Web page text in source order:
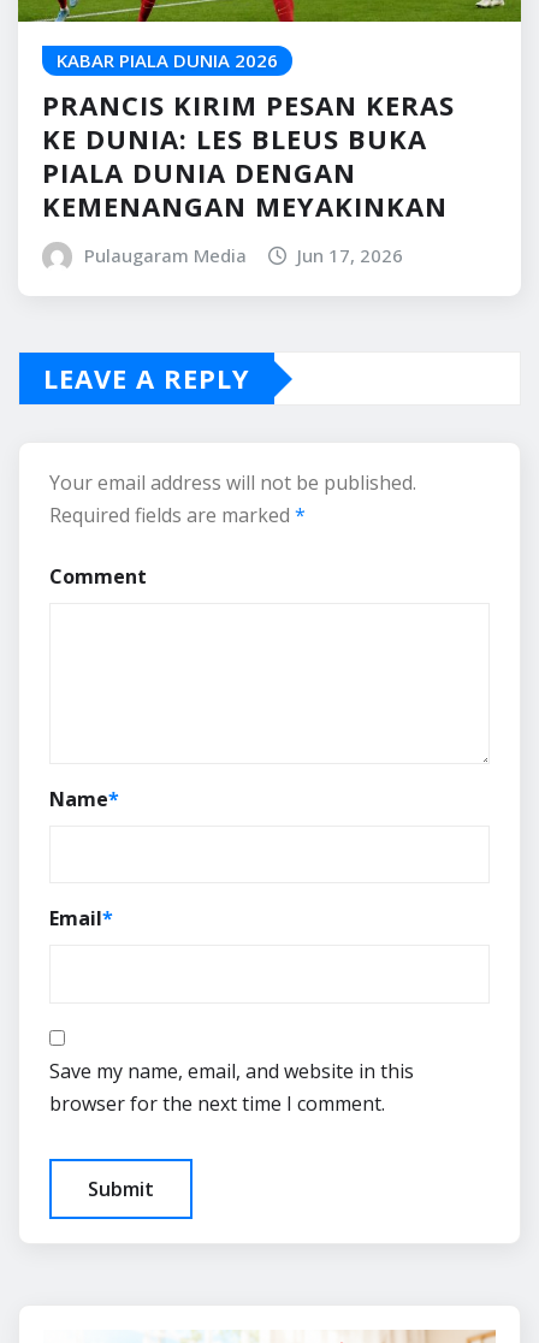
KABAR PIALA DUNIA 2026
PRANCIS KIRIM PESAN KERAS
KE DUNIA: LES BLEUS BUKA
PIALA DUNIA DENGAN
KEMENANGAN MEYAKINKAN
Pulaugaram Media Jun 17, 2026
LEAVE A REPLY
Your email address will not be published.
Required fields are marked *
Comment
Name*
Email*
Save my name, email, and website in this
browser for the next time I comment.